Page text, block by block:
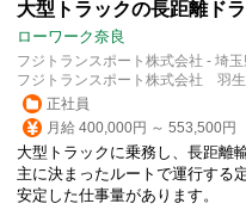
大型トラックの長距離ド
ローワーク奈良
フジトランスポート株式会社 - 埼
フジトランスポート株式会社 羽
正社員
月給 400,000円 ～ 553,500円
大型トラックに乗務し、長距離
主に決まったルートで運行する
安定した仕事量があります。